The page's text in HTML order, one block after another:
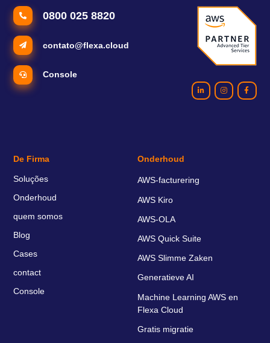
0800 025 8820
contato@flexa.cloud
Console
De Firma
Soluções
Onderhoud
quem somos
Blog
Cases
contact
Console
Onderhoud
AWS-facturering
AWS Kiro
AWS-OLA
AWS Quick Suite
AWS Slimme Zaken
Generatieve AI
Machine Learning AWS en
Flexa Cloud
Gratis migratie